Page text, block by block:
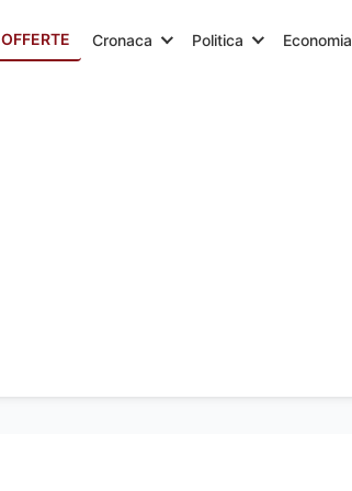
OFFERTE Cronaca Politica Economia